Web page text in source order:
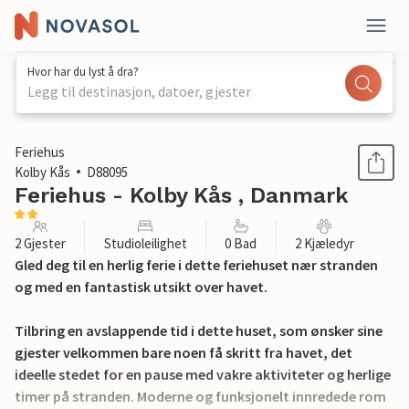
Hvor har du lyst å dra?
Legg til destinasjon, datoer, gjester
1 / 11
Feriehus
Kolby Kås
D88095
Feriehus - Kolby Kås , Danmark
2 Gjester Studioleilighet 0 Bad 2 Kjæledyr
Gled deg til en herlig ferie i dette feriehuset nær stranden
og med en fantastisk utsikt over havet.
Tilbring en avslappende tid i dette huset, som ønsker sine
gjester velkommen bare noen få skritt fra havet, det
ideelle stedet for en pause med vakre aktiviteter og herlige
timer på stranden. Moderne og funksjonelt innredede rom